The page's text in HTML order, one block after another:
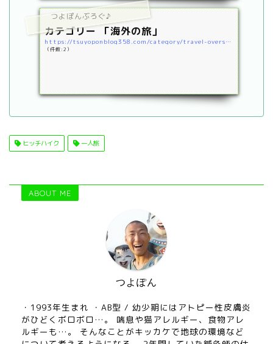
つよぽんぶろぐ♪
カテゴリー 「海外の旅」
https://tsuyoponblog358.com/category/travel-overseas
（件数:2）
ヒッチハイク 一人旅
ABOUT ME
つよぽん
・1993年生まれ ・AB型 / 幼少期にはアトピー性皮膚炎
がひどくボロボロ…。 喘息や猫アレルギー、食物アレ
ルギーも…。 そんなことがキッカケで地球の環境など